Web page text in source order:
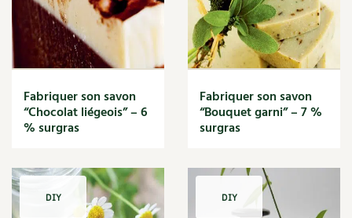
Fabriquer son savon
“Chocolat liégeois” – 6
% surgras
Fabriquer son savon
“Bouquet garni” – 7 %
surgras
DIY DIY